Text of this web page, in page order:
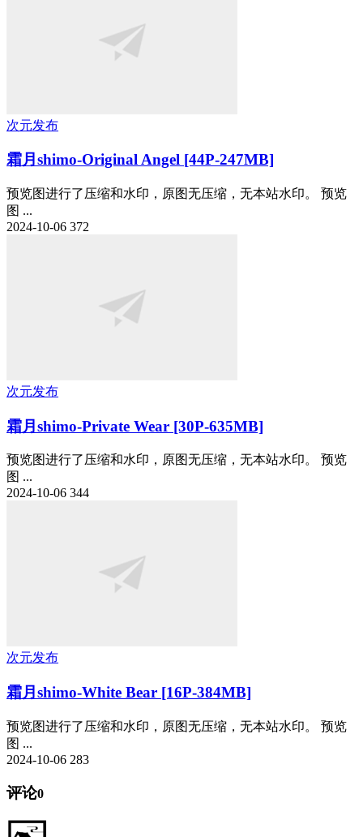
次元发布
霜月shimo-Original Angel [44P-247MB]
预览图进行了压缩和水印，原图无压缩，无本站水印。 预览
图 ...
2024-10-06 372
次元发布
霜月shimo-Private Wear [30P-635MB]
预览图进行了压缩和水印，原图无压缩，无本站水印。 预览
图 ...
2024-10-06 344
次元发布
霜月shimo-White Bear [16P-384MB]
预览图进行了压缩和水印，原图无压缩，无本站水印。 预览
图 ...
2024-10-06 283
评论0